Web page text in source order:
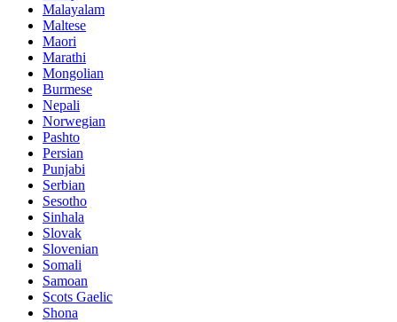
Malayalam
Maltese
Maori
Marathi
Mongolian
Burmese
Nepali
Norwegian
Pashto
Persian
Punjabi
Serbian
Sesotho
Sinhala
Slovak
Slovenian
Somali
Samoan
Scots Gaelic
Shona